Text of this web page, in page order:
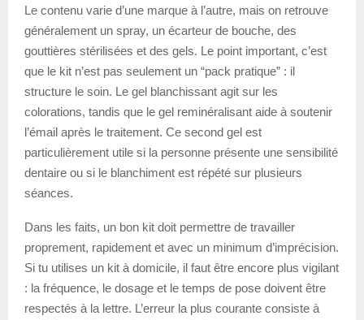
Le contenu varie d’une marque à l’autre, mais on retrouve
généralement un spray, un écarteur de bouche, des
gouttières stérilisées et des gels. Le point important, c’est
que le kit n’est pas seulement un “pack pratique” : il
structure le soin. Le gel blanchissant agit sur les
colorations, tandis que le gel reminéralisant aide à soutenir
l’émail après le traitement. Ce second gel est
particulièrement utile si la personne présente une sensibilité
dentaire ou si le blanchiment est répété sur plusieurs
séances.
Dans les faits, un bon kit doit permettre de travailler
proprement, rapidement et avec un minimum d’imprécision.
Si tu utilises un kit à domicile, il faut être encore plus vigilant
: la fréquence, le dosage et le temps de pose doivent être
respectés à la lettre. L’erreur la plus courante consiste à